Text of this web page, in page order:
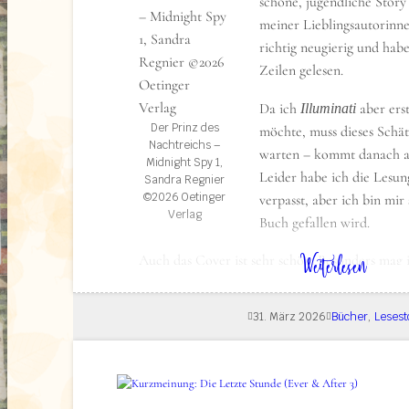
Gleichzeitig wird deutlich, dass gerade
Philosophien leben und repräsentieren, oft
Bandagen gegeneinander kämpfen – und das
hinweg –, während doch jeder für sich seine
beansprucht.
Weiterlesen: Lesestoff: Der Prinz des Nachtreichs – Midnight Spy 1
Der Prinz des
Nachtreichs –
Midnight Spy 1,
Sandra Regnier
©2026 Oetinger
Verlag
meiner
richtig neugierig und
Zeilen gelesen.
Da ich Illuminati aber
möchte, muss dieses
warten – kommt danach
Leider habe ich die
verpasst, aber ich bin mir
Buch gefallen wird.
Auch das Cover ist sehr schön. Besonders
Über das Buch (formally known as
31. März 2026 Bücher,